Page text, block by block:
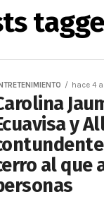
hace 4
y
al que